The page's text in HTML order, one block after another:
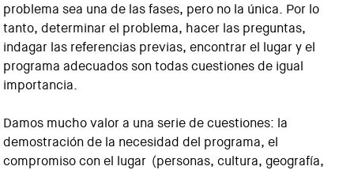
problema sea una de las fases, pero no la única. Por lo
tanto, determinar el problema, hacer las preguntas,
indagar las referencias previas, encontrar el lugar y el
programa adecuados son todas cuestiones de igual
importancia.
Damos mucho valor a una serie de cuestiones: la
demostración de la necesidad del programa, el
compromiso con el lugar (personas, cultura, geografía,